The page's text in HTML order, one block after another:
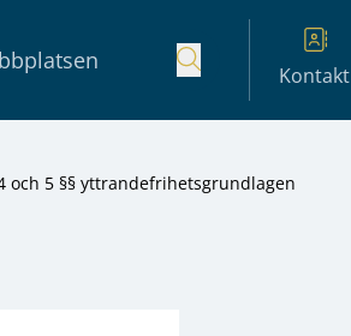
Kontakt
5 §§ yttrandefrihetsgrundlagen